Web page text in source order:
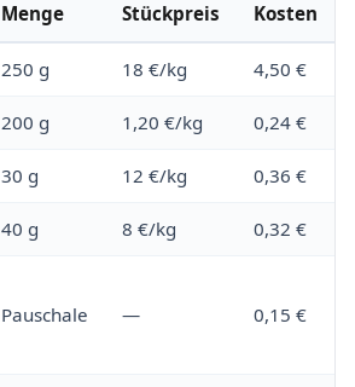
Menge Stückpreis Kosten
250 g 18 €/kg 4,50 €
200 g 1,20 €/kg 0,24 €
30 g 12 €/kg 0,36 €
40 g 8 €/kg 0,32 €
Pauschale — 0,15 €